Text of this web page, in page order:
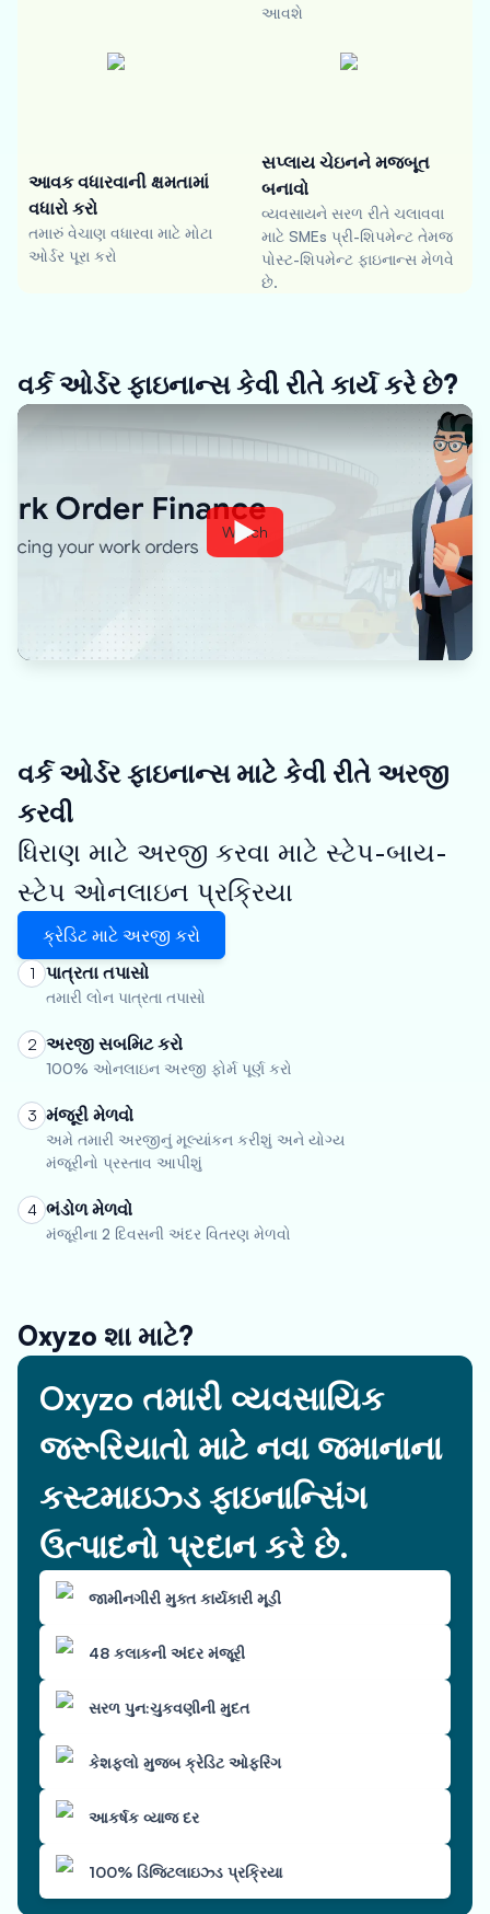
આવશે
આવક વધારવાની ક્ષમતામાં
વધારો કરો
તમારું વેચાણ વધારવા માટે મોટા
ઓર્ડર પૂરા કરો
સપ્લાય ચેઇનને મજબૂત
બનાવો
વ્યવસાયને સરળ રીતે ચલાવવા
માટે SMEs પ્રી-શિપમેન્ટ તેમજ
પોસ્ટ-શિપમેન્ટ ફાઇનાન્સ મેળવે
છે.
વર્ક ઓર્ડર ફાઇનાન્સ કેવી રીતે કાર્ય કરે છે?
Watch
વર્ક ઓર્ડર ફાઇનાન્સ માટે કેવી રીતે અરજી
કરવી
ધિરાણ માટે અરજી કરવા માટે સ્ટેપ-બાય-
સ્ટેપ ઓનલાઇન પ્રક્રિયા
ક્રેડિટ માટે અરજી કરો
1 પાત્રતા તપાસો
તમારી લોન પાત્રતા તપાસો
2 અરજી સબમિટ કરો
100% ઓનલાઇન અરજી ફોર્મ પૂર્ણ કરો
3 મંજૂરી મેળવો
અમે તમારી અરજીનું મૂલ્યાંકન કરીશું અને યોગ્ય
મંજૂરીનો પ્રસ્તાવ આપીશું
4 ભંડોળ મેળવો
મંજૂરીના 2 દિવસની અંદર વિતરણ મેળવો
Oxyzo શા માટે?
Oxyzo તમારી વ્યવસાયિક
જરૂરિયાતો માટે નવા જમાનાના
કસ્ટમાઇઝ્ડ ફાઇનાન્સિંગ
ઉત્પાદનો પ્રદાન કરે છે.
જામીનગીરી મુક્ત કાર્યકારી મૂડી
48 કલાકની અંદર મંજૂરી
સરળ પુન:ચુકવણીની મુદત
કેશફ્લો મુજબ ક્રેડિટ ઓફરિંગ
આકર્ષક વ્યાજ દર
100% ડિજિટલાઇઝ્ડ પ્રક્રિયા